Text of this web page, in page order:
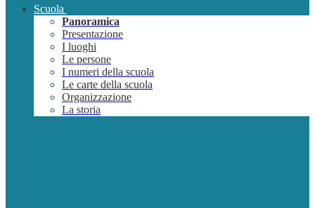
Scuola
Panoramica
Presentazione
I luoghi
Le persone
I numeri della scuola
Le carte della scuola
Organizzazione
La storia